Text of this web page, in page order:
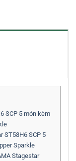
SCP 5 món kèm
ST58H6 SCP 5
Sparkle
Stagestar